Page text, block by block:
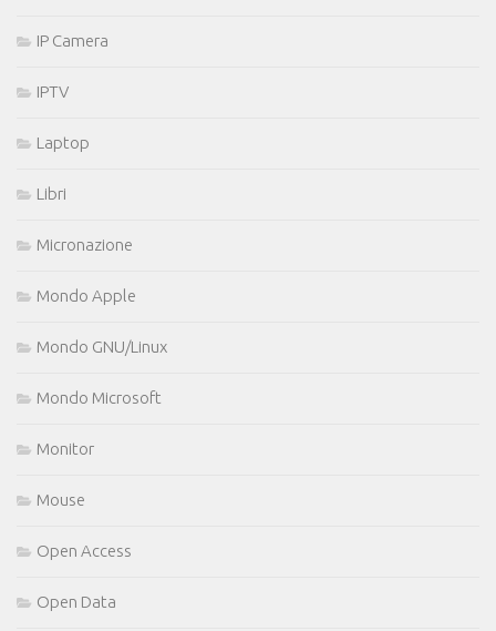
IP Camera
IPTV
Laptop
Libri
Micronazione
Mondo Apple
Mondo GNU/Linux
Mondo Microsoft
Monitor
Mouse
Open Access
Open Data